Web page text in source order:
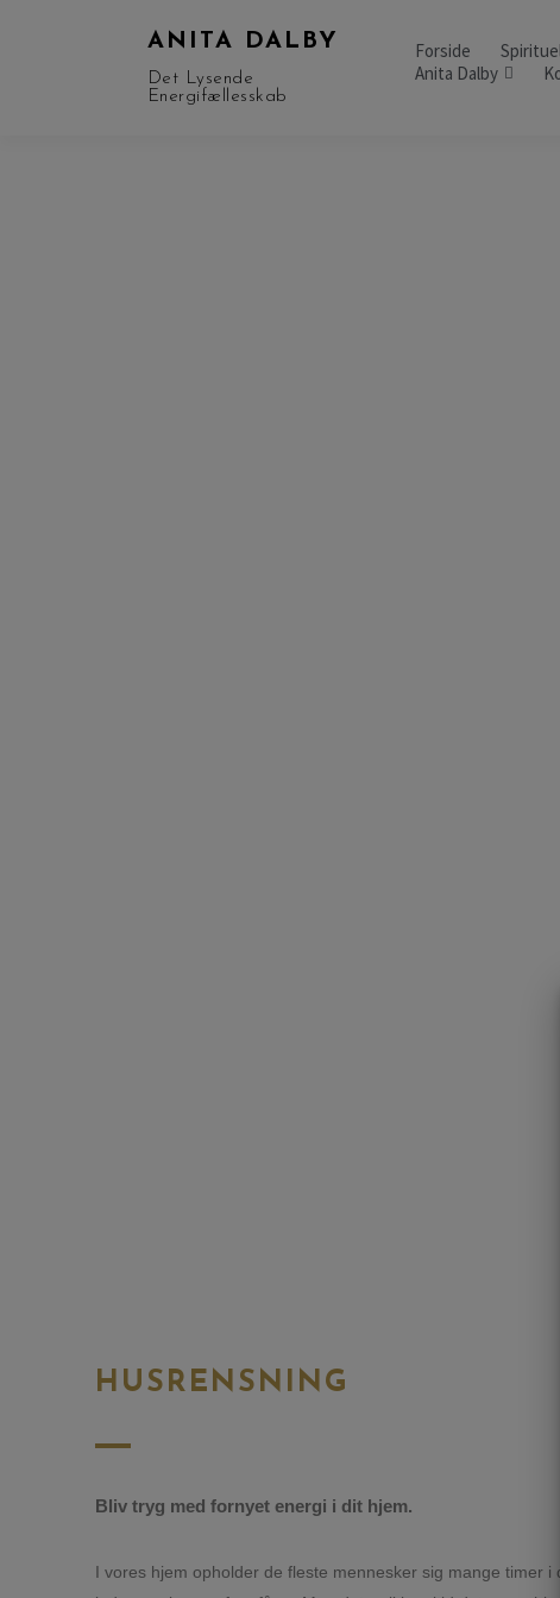
ANITA DALBY
Det Lysende
Energifællesskab
Forside
Anita Dalby
HUSRENSNING
Bliv tryg med fornyet energi i dit hjem.
I vores hjem opholder de fleste mennesker sig mange timer i